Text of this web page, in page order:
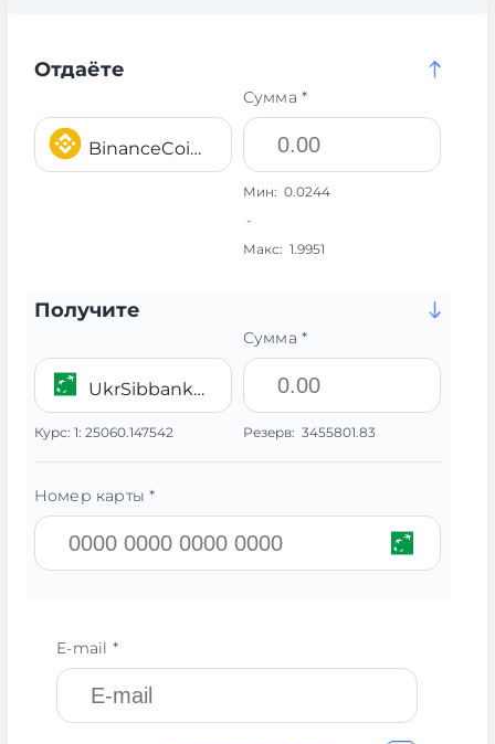
Отдаёте
BinanceCoin BEP20 BNB
Сумма *
Мин: 0.0244
-
Макс: 1.9951
Получите
UkrSibbank UAH
Курс: 1: 25060.147542
Сумма *
Резерв: 3455801.83
Номер карты *
E-mail *